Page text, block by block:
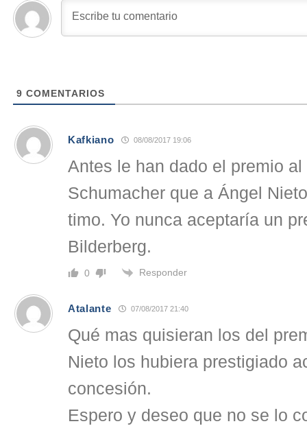
9 COMENTARIOS
Kafkiano 08/08/2017 19:06
Antes le han dado el premio al
Schumacher que a Ángel
timo. Yo nunca aceptaría un
Bilderberg.
0 Responder
Atalante 07/08/2017 21:40
Qué mas quisieran los del
Nieto los hubiera prestigiado
concesión.
Espero y deseo que no se lo